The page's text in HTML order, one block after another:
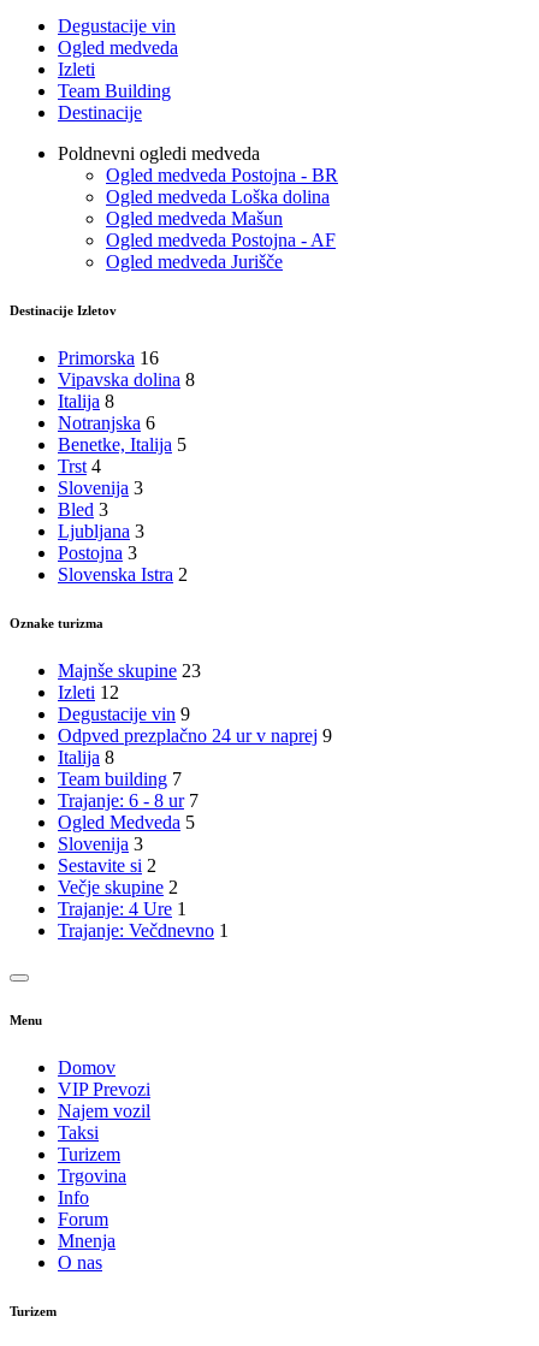
Degustacije vin
Ogled medveda
Izleti
Team Building
Destinacije
Poldnevni ogledi medveda
Ogled medveda Postojna - BR
Ogled medveda Loška dolina
Ogled medveda Mašun
Ogled medveda Postojna - AF
Ogled medveda Jurišče
Destinacije Izletov
Primorska 16
Vipavska dolina 8
Italija 8
Notranjska 6
Benetke, Italija 5
Trst 4
Slovenija 3
Bled 3
Ljubljana 3
Postojna 3
Slovenska Istra 2
Oznake turizma
Majnše skupine 23
Izleti 12
Degustacije vin 9
Odpved prezplačno 24 ur v naprej 9
Italija 8
Team building 7
Trajanje: 6 - 8 ur 7
Ogled Medveda 5
Slovenija 3
Sestavite si 2
Večje skupine 2
Trajanje: 4 Ure 1
Trajanje: Večdnevno 1
Menu
Domov
VIP Prevozi
Najem vozil
Taksi
Turizem
Trgovina
Info
Forum
Mnenja
O nas
Turizem